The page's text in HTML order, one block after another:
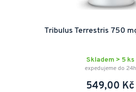
Tribulus Terrestris 750
Skladem > 5 ks
expedujeme do 24h
549,00 Kč